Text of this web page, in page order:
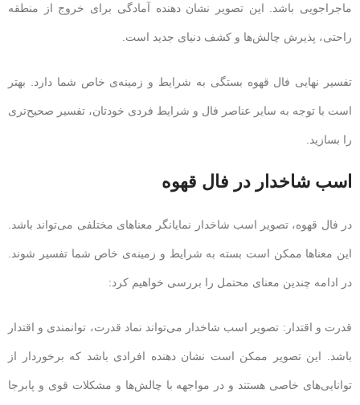
ماجراجویی باشد. این تصویر نشان دهنده آمادگی برای خروج از منطقه
راحتی، پذیرش چالش‌ها و کشف دنیای جدید است.
تفسیر نهایی فال قهوه بستگی به شرایط و زمینه‌ی خاص شما دارد. بهتر
است با توجه به سایر عناصر فال و شرایط فردی خودتان، تفسیر صحیح‌تری
را بسازید.
اسب شاخدار در فال قهوه
در فال قهوه، تصویر اسب شاخدار نمایانگر معناهای مختلفی می‌تواند باشد.
این معناها ممکن است بسته به شرایط و زمینه‌ی خاص شما تفسیر شوند.
در ادامه چندین معنای محتمل را بررسی خواهیم کرد:
قدرت و اقتدار: تصویر اسب شاخدار می‌تواند نماد قدرت، توانمندی و اقتدار
باشد. این تصویر ممکن است نشان دهنده افرادی باشد که برخوردار از
توانایی‌های خاصی هستند و در مواجهه با چالش‌ها و مشکلات قوی و پابرجا